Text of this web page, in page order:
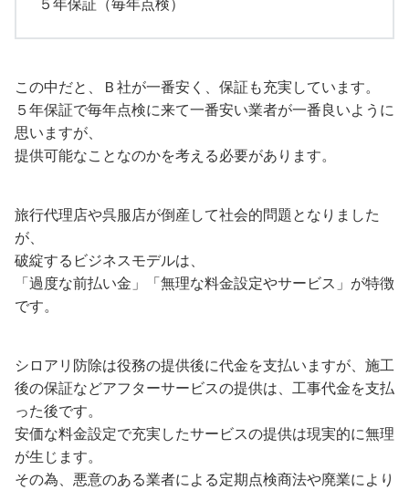
５年保証（毎年点検）
この中だと、Ｂ社が一番安く、保証も充実しています。
５年保証で毎年点検に来て一番安い業者が一番良いように
思いますが、
提供可能なことなのかを考える必要があります。
旅行代理店や呉服店が倒産して社会的問題となりました
が、
破綻するビジネスモデルは、
「過度な前払い金」「無理な料金設定やサービス」が特徴
です。
シロアリ防除は役務の提供後に代金を支払いますが、施工
後の保証などアフターサービスの提供は、工事代金を支払
った後です。
安価な料金設定で充実したサービスの提供は現実的に無理
が生じます。
その為、悪意のある業者による定期点検商法や廃業により